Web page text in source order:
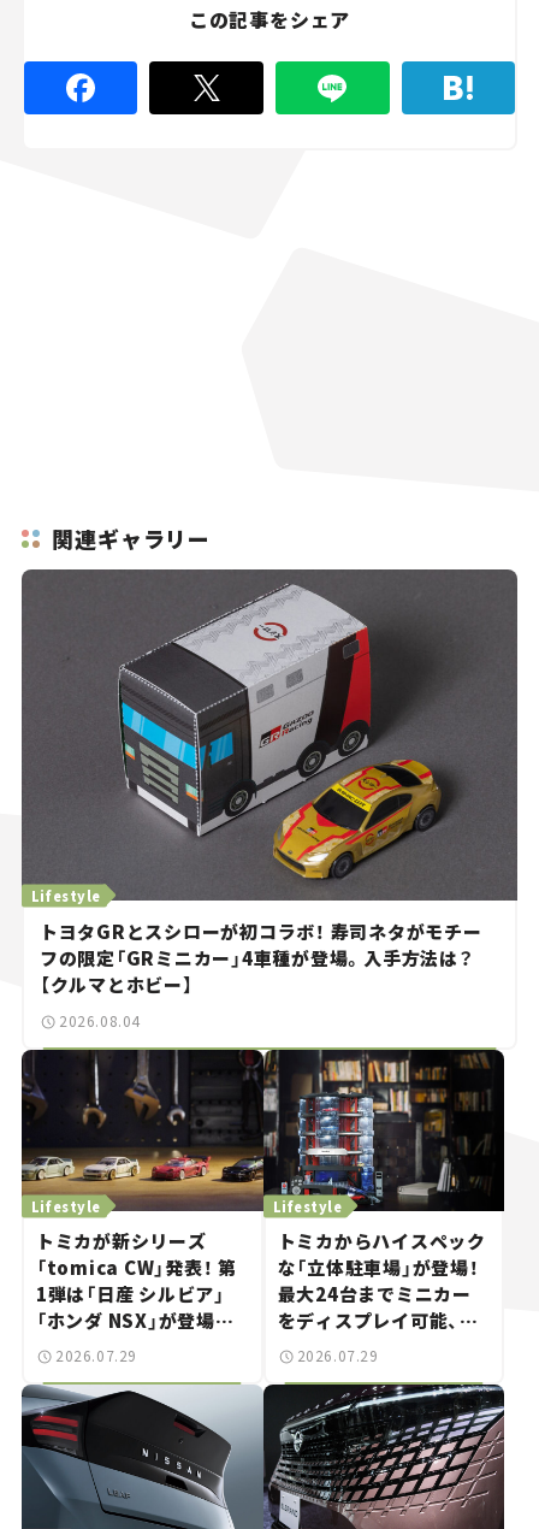
%
この記事をシェア
関連ギャラリー
Lifestyle
トヨタGRとスシローが初コラボ！ 寿司ネタがモチー
フの限定「GRミニカー」4車種が登場。入手方法は？
【クルマとホビー】
2026.08.04
Lifestyle
トミカが新シリーズ
「tomica CW」発表！ 第
1弾は「日産 シルビア」
「ホンダ NSX」が登場。
世界が注目す
とホビー】
2026.07.29
Lifestyle
トミカからハイスペック
な「立体駐車場」が登場！
最大24台までミニカー
をディスプレイ可能、特
別な「日産 GT-R
とホビー】
2026.07.29